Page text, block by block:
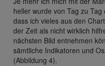
heller wurde von Tag zu
dass ich vieles aus den
der Zeit als nicht wirklich
nächsten Bild entnehmen
sämtliche Indikatoren und
(Abbildung 4).